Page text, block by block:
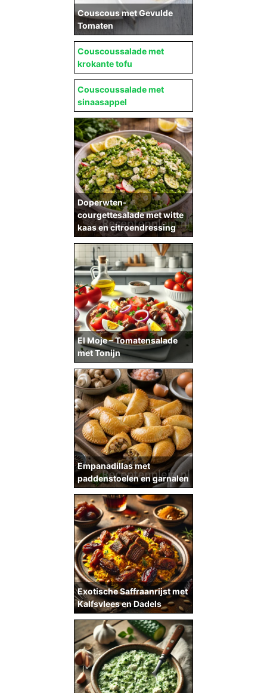
Couscous met Gevulde
Tomaten
Couscoussalade met
krokante tofu
Couscoussalade met
sinaasappel
Doperwten-
courgettesalade met witte
kaas en citroendressing
El Moje – Tomatensalade
met Tonijn
Empanadillas met
paddenstoelen en garnalen
Exotische Saffraanrijst met
Kalfsvlees en Dadels